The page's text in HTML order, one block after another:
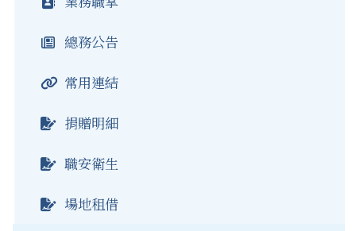
公開資訊
常用連結
資通安全
資源班
常用連結
公開資訊
榮譽榜
總務公告
常用連結
捐贈明細
職安衛生
場地租借